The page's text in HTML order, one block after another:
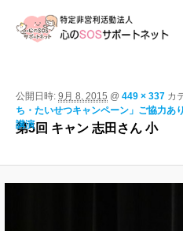
ご挨拶
活動報告
法人概要
第5回 キャン 志田さん 小
公開日時: 9月 8, 2015 @ 449 × 337 カ
ち・たいせつキャンペーン」ご協力あ
講演